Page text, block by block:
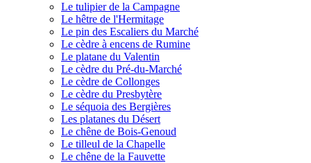
Le tulipier de la Campagne
Le hêtre de l'Hermitage
Le pin des Escaliers du Marché
Le cèdre à encens de Rumine
Le platane du Valentin
Le cèdre du Pré-du-Marché
Le cèdre de Collonges
Le cèdre du Presbytère
Le séquoia des Bergières
Les platanes du Désert
Le chêne de Bois-Genoud
Le tilleul de la Chapelle
Le chêne de la Fauvette